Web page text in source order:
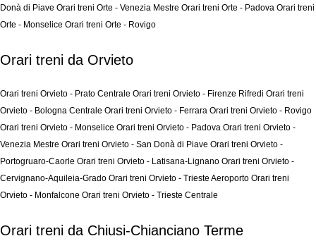
Donà di Piave Orari treni Orte - Venezia Mestre Orari treni Orte - Padova Orari treni
Orte - Monselice Orari treni Orte - Rovigo
Orari treni da Orvieto
Orari treni Orvieto - Prato Centrale Orari treni Orvieto - Firenze Rifredi Orari treni
Orvieto - Bologna Centrale Orari treni Orvieto - Ferrara Orari treni Orvieto - Rovigo
Orari treni Orvieto - Monselice Orari treni Orvieto - Padova Orari treni Orvieto -
Venezia Mestre Orari treni Orvieto - San Donà di Piave Orari treni Orvieto -
Portogruaro-Caorle Orari treni Orvieto - Latisana-Lignano Orari treni Orvieto -
Cervignano-Aquileia-Grado Orari treni Orvieto - Trieste Aeroporto Orari treni
Orvieto - Monfalcone Orari treni Orvieto - Trieste Centrale
Orari treni da Chiusi-Chianciano Terme